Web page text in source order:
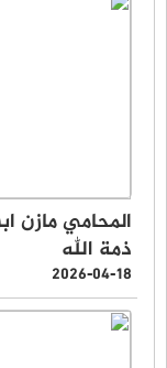
المحامي مازن
ذمة الله
2026-04-18